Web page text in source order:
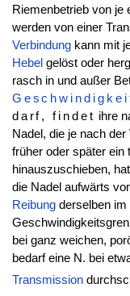
Riemenbetrieb von je
werden von einer
Verbindungkann mit
Hebel gelöst oder
rasch in und außer
darf, findet ihre
Nadel, die je nach der
früher oder später ein
hinauszuschieben,
die Nadel aufwärts
Reibungderselben im
bei ganz weichen,
bedarf eine N. bei
Transmission